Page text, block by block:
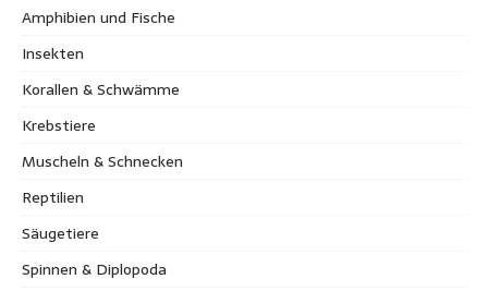
Amphibien und Fische
Insekten
Korallen & Schwämme
Krebstiere
Muscheln & Schnecken
Reptilien
Säugetiere
Spinnen & Diplopoda